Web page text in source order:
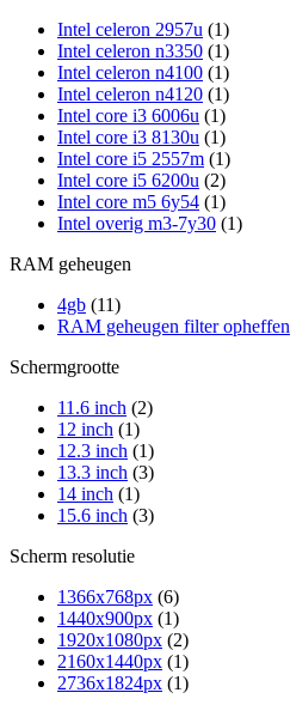
Intel celeron 2957u (1)
Intel celeron n3350 (1)
Intel celeron n4100 (1)
Intel celeron n4120 (1)
Intel core i3 6006u (1)
Intel core i3 8130u (1)
Intel core i5 2557m (1)
Intel core i5 6200u (2)
Intel core m5 6y54 (1)
Intel overig m3-7y30 (1)
RAM geheugen
4gb (11)
RAM geheugen filter opheffen
Schermgrootte
11.6 inch (2)
12 inch (1)
12.3 inch (1)
13.3 inch (3)
14 inch (1)
15.6 inch (3)
Scherm resolutie
1366x768px (6)
1440x900px (1)
1920x1080px (2)
2160x1440px (1)
2736x1824px (1)